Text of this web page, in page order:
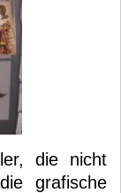
die nicht
grafische